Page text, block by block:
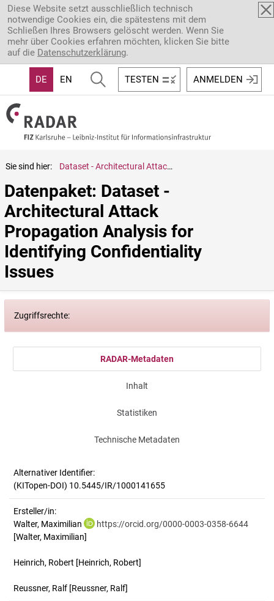
Direkt zum Inhalt
Diese Website setzt ausschließlich technisch
notwendige Cookies ein, die spätestens mit dem
Schließen Ihres Browsers gelöscht werden. Wenn Sie
mehr über Cookies erfahren möchten, klicken Sie bitte
auf die Datenschutzerklärung.
DE EN TESTEN ANMELDEN
Sie sind hier: Dataset - Architectural Attack Propagation Analysis for Identifying Confidentiality Issues
Datenpaket: Dataset -
Architectural Attack
Propagation Analysis for
Identifying Confidentiality
Issues
Zugriffsrechte:
RADAR-Metadaten
Inhalt
Statistiken
Technische Metadaten
Alternativer Identifier:
(KITopen-DOI) 10.5445/IR/1000141655
Ersteller/in:
Walter, Maximilian
https://orcid.org/0000-0003-0358-6644
[Walter, Maximilian]
Heinrich, Robert [Heinrich, Robert]
Reussner, Ralf [Reussner, Ralf]